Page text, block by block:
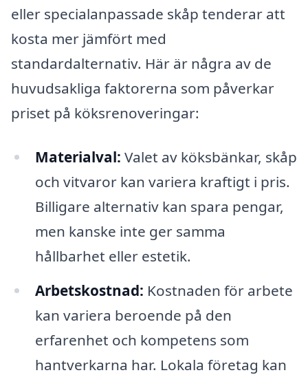
eller specialanpassade skåp tenderar att
kosta mer jämfört med
standardalternativ. Här är några av de
huvudsakliga faktorerna som påverkar
priset på köksrenoveringar:
Materialval: Valet av köksbänkar, skåp
och vitvaror kan variera kraftigt i pris.
Billigare alternativ kan spara pengar,
men kanske inte ger samma
hållbarhet eller estetik.
Arbetskostnad: Kostnaden för arbete
kan variera beroende på den
erfarenhet och kompetens som
hantverkarna har. Lokala företag kan